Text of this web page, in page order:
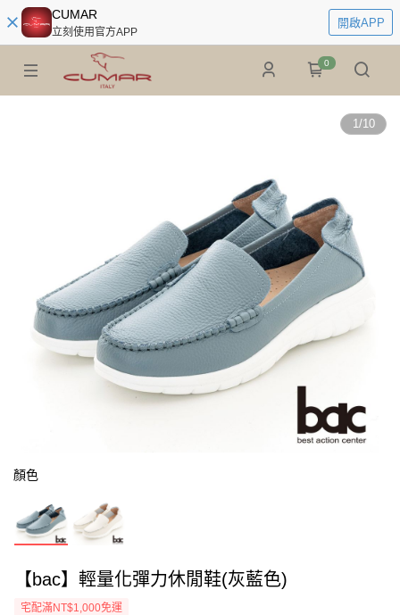
CUMAR
立刻使用官方APP
開啟APP
0
1/10
顏色
【bac】輕量化彈力休閒鞋(灰藍色)
宅配滿NT$1,000免運